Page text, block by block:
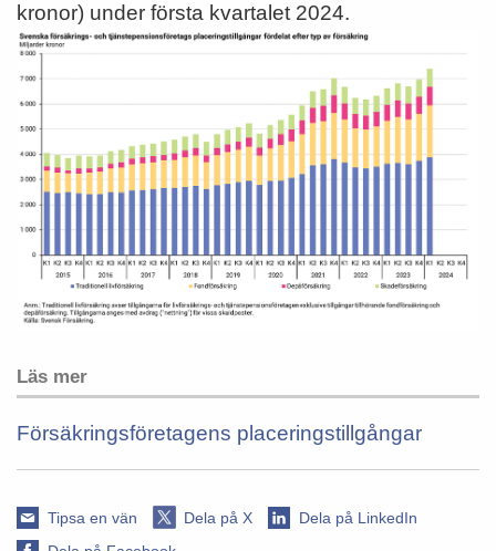
kronor) under första kvartalet 2024.
Läs mer
Försäkringsföretagens placeringstillgångar
Tipsa en vän Dela på X
Dela på LinkedIn